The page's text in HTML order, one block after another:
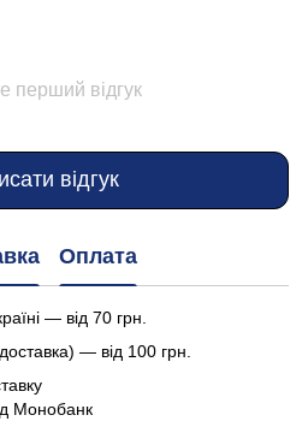
перший відгук
відгук
Оплата
— від 70 грн.
— від 100 грн.
Монобанк